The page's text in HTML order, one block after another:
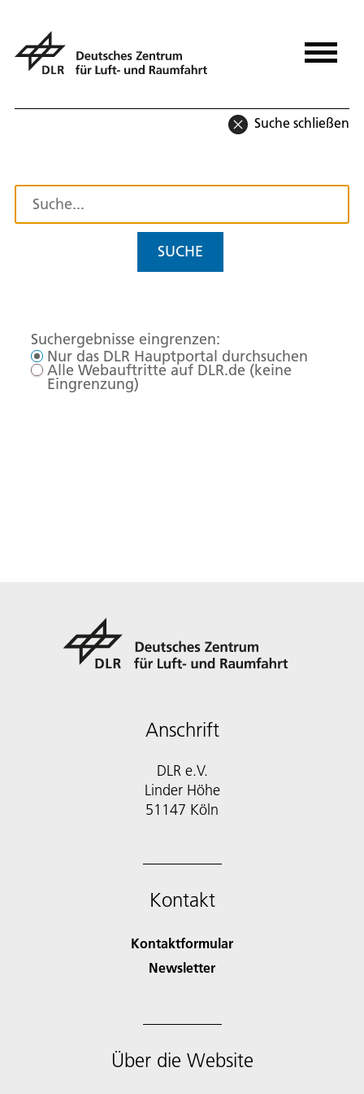
Suche schließen
SUCHE
Suchergebnisse eingrenzen:
Nur das DLR Hauptportal durchsuchen
Alle Webauftritte auf DLR.de (keine
Eingrenzung)
Anschrift
DLR e.V.
Linder Höhe
51147 Köln
Kontakt
Kontaktformular
Newsletter
Über die Website